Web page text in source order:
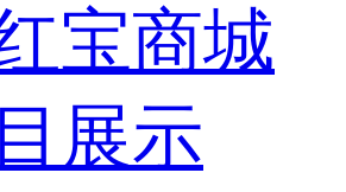
宝商城
展示